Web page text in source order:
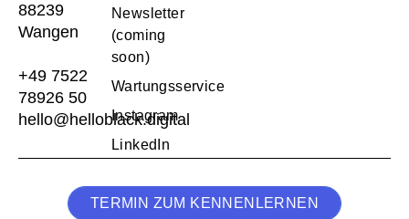
88239
Wangen
+49 7522
78926 50
hello@helloblack.digital
Newsletter
(coming
soon)
Wartungsservice
Instagram
LinkedIn
TERMIN ZUM KENNENLERNEN